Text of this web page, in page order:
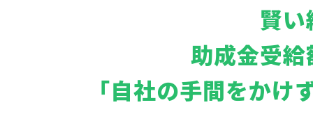
賢
助成金受
「自社の手間をか